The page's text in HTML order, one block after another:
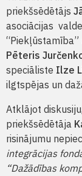
priekšsēdētājs
asociācijas
“Piekļūstamība”
Pēteris
speciāliste Ilze
ilgtspējas un
Atklājot
priekšsēdētāja
risinājumu
integrācijas
“Dažādības